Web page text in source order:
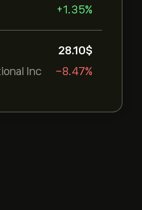
+1.35%
Inc
28.10‎$‎
-8.47%